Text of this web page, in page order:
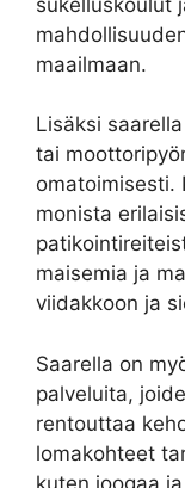
maailmaan.
Lisäksi
tai
omatoimisesti.
monista
maisemia ja
viidakkoon ja
Saarella on
palveluita,
rentouttaa
lomakohteet
kuten joogaa